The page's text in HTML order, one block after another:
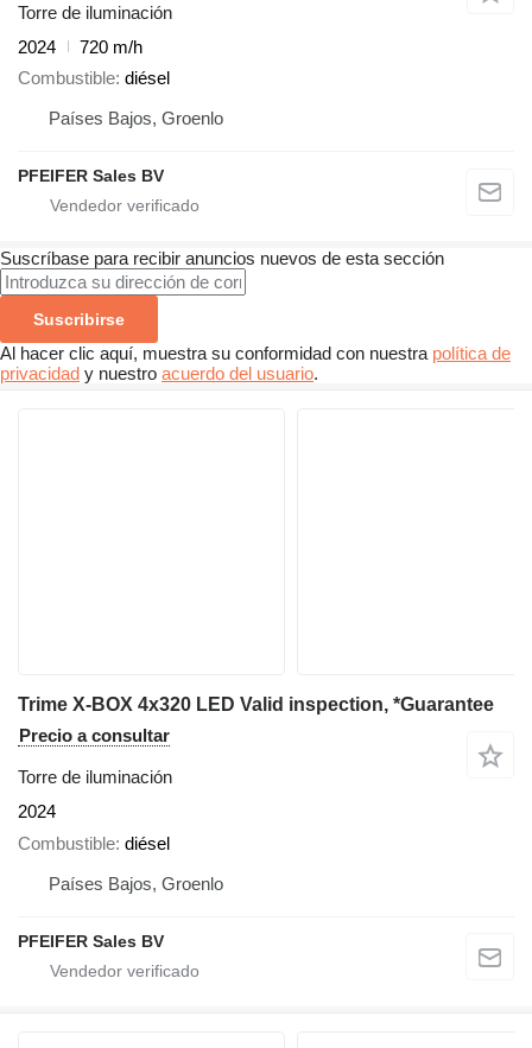
Torre de iluminación
2024
720 m/h
Combustible diésel
Países Bajos, Groenlo
PFEIFER Sales BV
Suscríbase para recibir anuncios nuevos de esta sección
Suscribirse
Al hacer clic aquí, muestra su conformidad con nuestra política de
privacidad y nuestro acuerdo del usuario.
Trime X-BOX 4x320 LED Valid inspection, *Guarantee
Precio a consultar
Torre de iluminación
2024
Combustible diésel
Países Bajos, Groenlo
PFEIFER Sales BV